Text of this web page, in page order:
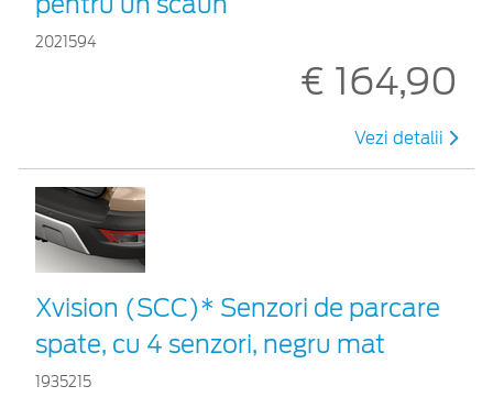
2021594
€ 164,90
Vezi detalii
Xvision (SCC)* Senzori de parcare
spate, cu 4 senzori, negru mat
1935215